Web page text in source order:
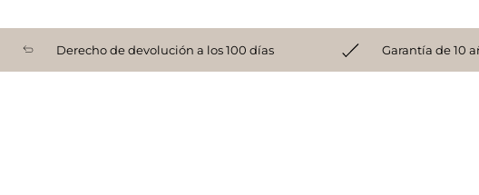
Derecho de devolución a los 100 días Garantía de 10